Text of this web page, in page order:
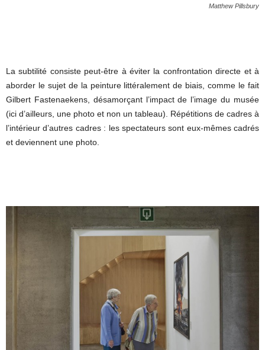
Matthew Pillsbury
La subtilité consiste peut-être à éviter la confrontation directe et à
aborder le sujet de la peinture littéralement de biais, comme le fait
Gilbert Fastenaekens, désamorçant l’impact de l’image du musée
(ici d’ailleurs, une photo et non un tableau). Répétitions de cadres à
l’intérieur d’autres cadres : les spectateurs sont eux-mêmes cadrés
et deviennent une photo.